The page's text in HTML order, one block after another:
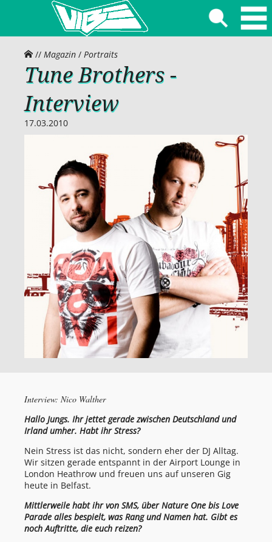
// Magazin / Portraits
Tune Brothers -
Interview
17.03.2010
Interview: Nico Walther
Hallo Jungs. Ihr jettet gerade zwischen Deutschland und
Irland umher. Habt ihr Stress?
Nein Stress ist das nicht, sondern eher der DJ Alltag.
Wir sitzen gerade entspannt in der Airport Lounge in
London Heathrow und freuen uns auf unseren Gig
heute in Belfast.
Mittlerweile habt ihr von SMS, über Nature One bis Love
Parade alles bespielt, was Rang und Namen hat. Gibt es
noch Auftritte, die euch reizen?